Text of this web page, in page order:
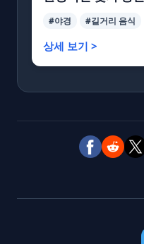
#야경 #길거리 음식
상세 보기 >